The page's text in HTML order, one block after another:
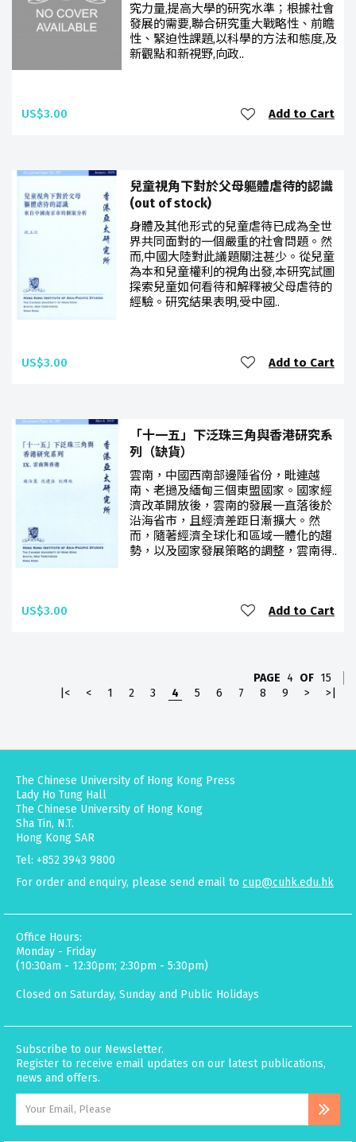
究力量,提高大學的研究水準；根據社會
發展的需要,聯合研究重大戰略性、前瞻
性、緊迫性課題,以科學的方法和態度,及
新觀點和新視野,向政..
US$3.00 Add to Cart
兒童視角下對於父母軀體虐待的認識
(out of stock)
身體及其他形式的兒童虐待已成為全世
界共同面對的一個嚴重的社會問題。然
而,中國大陸對此議題關注甚少。從兒童
為本和兒童權利的視角出發,本研究試圖
探索兒童如何看待和解釋被父母虐待的
經驗。研究結果表明,受中國..
US$3.00 Add to Cart
「十一五」下泛珠三角與香港研究系
列（缺貨）
雲南，中國西南部邊陲省份，毗連越
南、老撾及緬甸三個東盟國家。國家經
濟改革開放後，雲南的發展一直落後於
沿海省市，且經濟差距日漸擴大。然
而，隨著經濟全球化和區域一體化的趨
勢，以及國家發展策略的調整，雲南得..
US$3.00 Add to Cart
PAGE 4 OF 15
|<
< 1 2 3 4 5 6 7 8 9 > >|
The Chinese University of Hong Kong Press
Lady Ho Tung Hall
The Chinese University of Hong Kong
Sha Tin, N.T.
Hong Kong SAR
Tel: +852 3943 9800
For order and enquiry, please send email to cup@cuhk.edu.hk
Office Hours:
Monday - Friday
(10:30am - 12:30pm; 2:30pm - 5:30pm)
Closed on Saturday, Sunday and Public Holidays
Subscribe to our Newsletter.
Register to receive email updates on our latest publications,
news and offers.